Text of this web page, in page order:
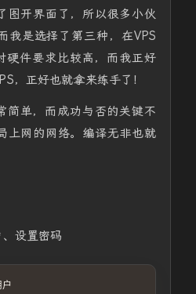
图开界面了，所以很多小伙
我是选择了第三种，在VPS
硬件要求比较高，而我正好
，正好也就拿来练手了！
简单，而成功与否的关键不
上网的网络。编译无非也就
设置密码